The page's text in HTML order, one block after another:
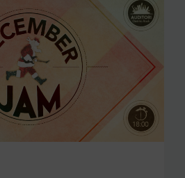
HIGHER SCHOOL